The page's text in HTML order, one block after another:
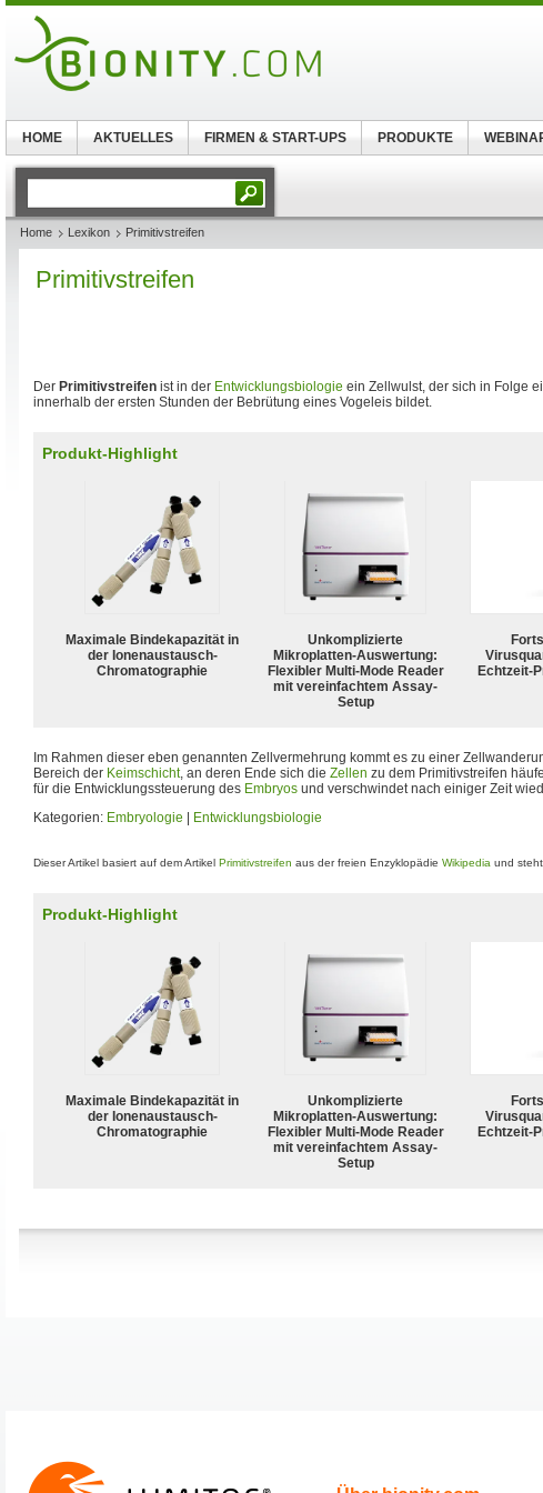
Home Lexikon Primitivstreifen
Primitivstreifen
Der Primitivstreifen ist in der Entwicklungsbiologie ein Zellwulst, der sich in Folge
innerhalb der ersten Stunden der Bebrütung eines Vogeleis bildet.
Produkt-Highlight
Maximale Bindekapazität in
der Ionenaustausch-
Chromatographie
Unkomplizierte
Mikroplatten-Auswertung:
Flexibler Multi-Mode Reader
mit vereinfachtem Assay-
Setup
Echtzeit-
Im Rahmen dieser eben genannten Zellvermehrung kommt es zu einer
Bereich der Keimschicht, an deren Ende sich die Zellen zu dem Primitivstreifen
für die Entwicklungssteuerung des Embryos und verschwindet nach einiger Zeit
Kategorien: Embryologie Entwicklungsbiologie
Dieser Artikel basiert auf dem Artikel Primitivstreifen aus der freien Enzyklopädie Wikipedia und
Produkt-Highlight
Maximale Bindekapazität in
der Ionenaustausch-
Chromatographie
Unkomplizierte
Mikroplatten-Auswertung:
Flexibler Multi-Mode Reader
mit vereinfachtem Assay-
Setup
Echtzeit-
HOME AKTUELLES FIRMEN & START-UPS PRODUKTE